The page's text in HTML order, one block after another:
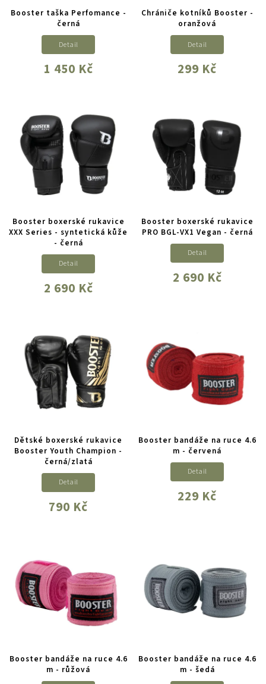
Booster taška Perfomance -
černá
1 450 Kč
Detail
Chrániče kotníků Booster -
oranžová
299 Kč
Detail
Booster boxerské rukavice
XXX Series - syntetická kůže
- černá
2 690 Kč
Detail
Booster boxerské rukavice
PRO BGL-VX1 Vegan - černá
2 690 Kč
Detail
Dětské boxerské rukavice
Booster Youth Champion -
černá/zlatá
790 Kč
Detail
Booster bandáže na ruce 4.6
m - červená
229 Kč
Detail
Booster bandáže na ruce 4.6
m - růžová
Booster bandáže na ruce 4.6
m - šedá